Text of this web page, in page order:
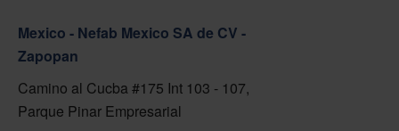
Mexico - Nefab Mexico SA de CV -
Zapopan
Camino al Cucba #175 Int 103 - 107,
Parque Pinar Empresarial